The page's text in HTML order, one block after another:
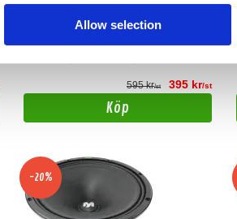
Allow selection
12" bas 120W
Snabblager 1-3 dagar
595 kr/st 395 kr/st
Köp
-20%